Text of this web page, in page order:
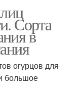
Сорта
в
огурцов для
большое